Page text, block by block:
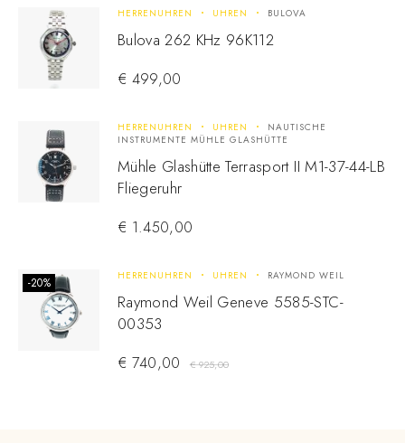
HERRENUHREN UHREN BULOVA
Bulova 262 KHz 96K112
€ 499,00
HERRENUHREN UHREN
NAUTISCHE
INSTRUMENTE MÜHLE GLASHÜTTE
Mühle Glashütte Terrasport II M1-37-44-LB
Fliegeruhr
€ 1.450,00
-20% HERRENUHREN UHREN RAYMOND WEIL
Raymond Weil Geneve 5585-STC-
00353
€925,00
€ 740,00